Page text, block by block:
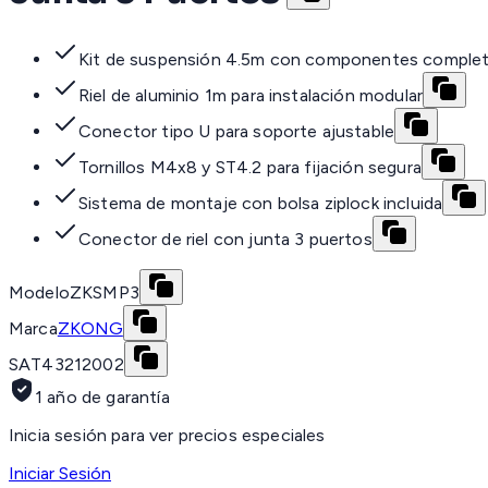
Kit de suspensión 4.5m con componentes
Riel de aluminio 1m para instalación modular
Conector tipo U para soporte ajustable
Tornillos M4x8 y ST4.2 para fijación segura
Sistema de montaje con bolsa ziplock incluida
Conector de riel con junta 3 puertos
ModeloZKSMP3
MarcaZKONG
SAT43212002
1 año de garantía
Inicia sesión para ver precios especiales
Iniciar Sesión